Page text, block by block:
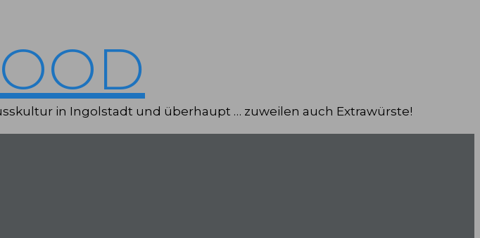
in Ingolstadt und überhaupt … zuweilen auch Extrawürste!